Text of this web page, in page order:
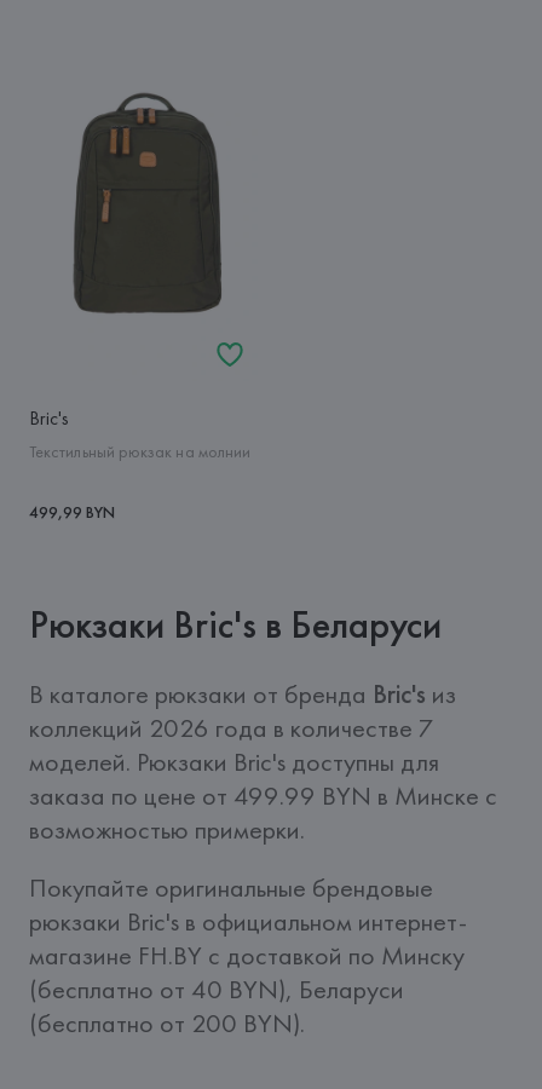
Bric's
Текстильный рюкзак на молнии
499,99 BYN
Рюкзаки Bric's в Беларуси
В каталоге рюкзаки от бренда Bric's из
коллекций 2026 года в количестве 7
моделей. Рюкзаки Bric's доступны для
заказа по цене от 499.99 BYN в Минске с
возможностью примерки.
Покупайте оригинальные брендовые
рюкзаки Bric's в официальном интернет-
магазине FH.BY c доставкой по Минску
(бесплатно от 40 BYN), Беларуси
(бесплатно от 200 BYN).